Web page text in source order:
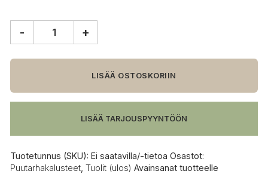
&Tradition
HW70
ulkokäyttöön
määrä
- +
LISÄÄ OSTOSKORIIN
LISÄÄ TARJOUSPYYNTÖÖN
Tuotetunnus (SKU): Ei saatavilla/-tietoa Osastot:
Puutarhakalusteet Tuolit (ulos) Avainsanat tuotteelle